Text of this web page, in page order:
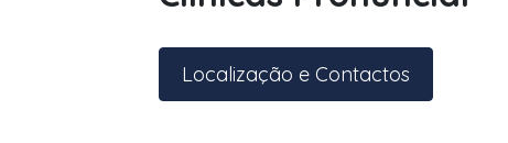
Localização e Contactos